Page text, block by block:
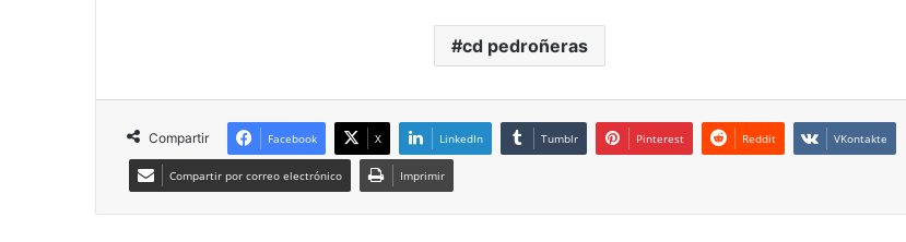
cd pedroñeras
Compartir Facebook X LinkedIn Tumblr Pinterest Reddit VKontakte
Compartir por correo electrónico Imprimir